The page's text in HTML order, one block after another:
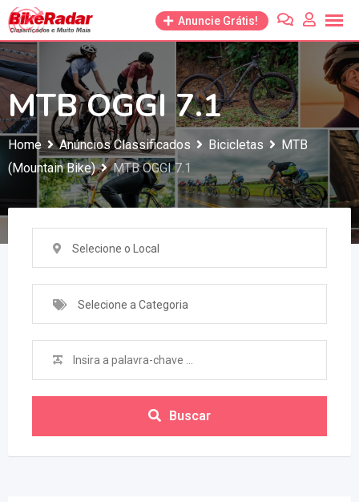
Anuncie Grátis!
MTB OGGI 7.1
Home Anúncios Classificados Bicicletas
MTB
(Mountain Bike)
MTB OGGI 7.1
Selecione o Local
Selecione a Categoria
Buscar